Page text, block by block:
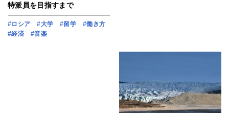
特派員を目指すまで
#ロシア #大学 #留学
#働き方
#経済
#音楽